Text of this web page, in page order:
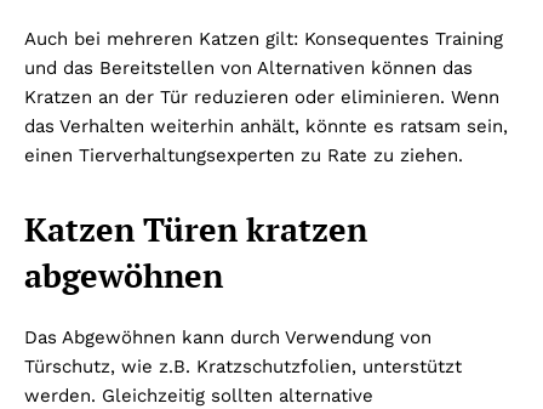
Auch bei mehreren Katzen gilt: Konsequentes Training
und das Bereitstellen von Alternativen können das
Kratzen an der Tür reduzieren oder eliminieren. Wenn
das Verhalten weiterhin anhält, könnte es ratsam sein,
einen Tierverhaltungsexperten zu Rate zu ziehen.
Katzen Türen kratzen
abgewöhnen
Das Abgewöhnen kann durch Verwendung von
Türschutz, wie z.B. Kratzschutzfolien, unterstützt
werden. Gleichzeitig sollten alternative